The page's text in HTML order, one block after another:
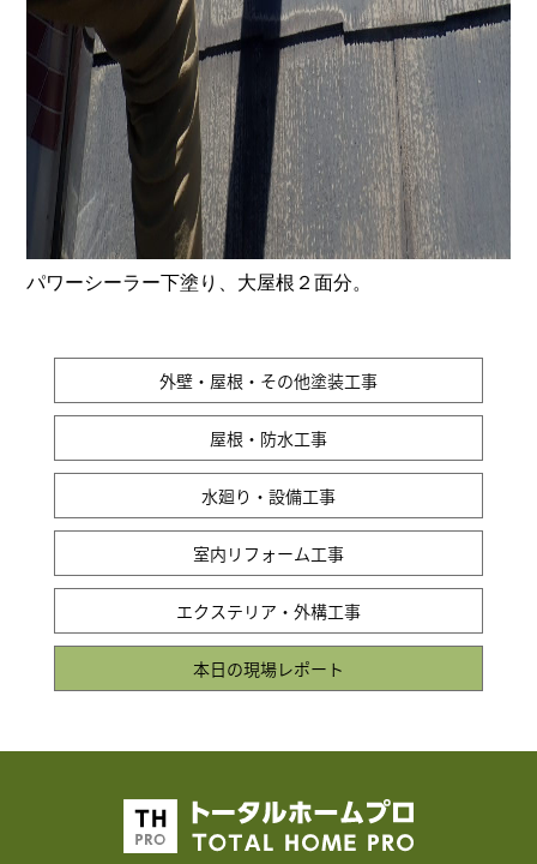
パワーシーラー下塗り、大屋根２面分。
外壁・屋根・その他塗装工事
屋根・防水工事
水廻り・設備工事
室内リフォーム工事
エクステリア・外構工事
本日の現場レポート